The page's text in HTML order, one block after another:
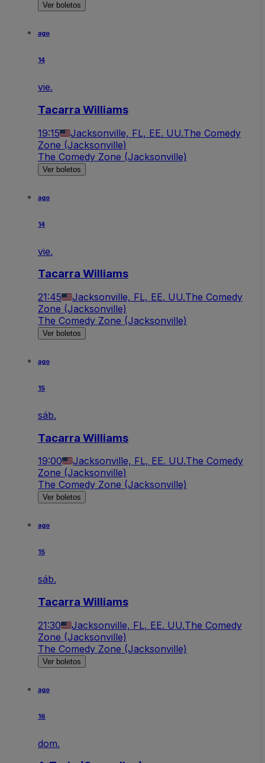
Ver boletos
ago
14
vie.
Tacarra Williams
19:15 Jacksonville, FL, EE. UU.The Comedy
Zone (Jacksonville)
The Comedy Zone (Jacksonville)
Ver boletos
ago
14
vie.
Tacarra Williams
21:45 Jacksonville, FL, EE. UU.The Comedy
Zone (Jacksonville)
The Comedy Zone (Jacksonville)
Ver boletos
ago
15
sáb.
Tacarra Williams
19:00 Jacksonville, FL, EE. UU.The Comedy
Zone (Jacksonville)
The Comedy Zone (Jacksonville)
Ver boletos
ago
15
sáb.
Tacarra Williams
21:30 Jacksonville, FL, EE. UU.The Comedy
Zone (Jacksonville)
The Comedy Zone (Jacksonville)
Ver boletos
ago
16
dom.